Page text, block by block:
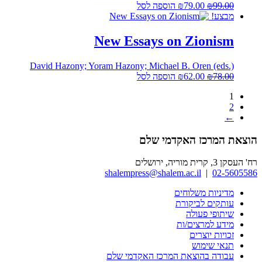
₪99.00
המחיר
המקורי
₪99.00.
₪79.00
המחיר
הנוכחי
הוספה לסל
מבצע!
New Essays on Zionism
David Hazony; Yoram Hazony; Michael B. Oren (eds.)
₪78.00
המחיר₪62.00
המחיר
הוספה לסל
1
2
←
הוצאת המרכז האקדמי שלם
רח' העסקן 3, קרית מוריה, ירושלים
shalempress@shalem.ac.il | 02-5605586
מדיניות משלוחים
עותקים לביקורת
שיתופי פעולה
מידע למרצים/ות
זכויות יוצרים
תנאי שימוש
עבודה בהוצאת המרכז האקדמי שלם